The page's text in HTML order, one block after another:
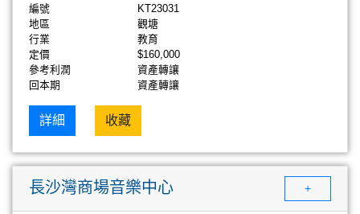
編號
KT23031
地區
觀塘
行業
教育
定價
$160,000
參考利潤
資產轉讓
回本期
資產轉讓
詳細 收藏
長沙灣商場音樂中心 +